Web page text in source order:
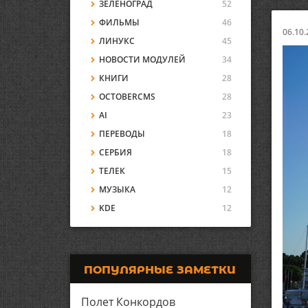
ЗЕЛЕНОГРАД
52
ФИЛЬМЫ
46
ЛИНУКС
45
НОВОСТИ МОДУЛЕЙ
34
КНИГИ
28
OCTOBERCMS
28
AI
23
ПЕРЕВОДЫ
18
СЕРБИЯ
18
ТЕЛЕК
15
МУЗЫКА
12
KDE
12
ПОПУЛЯРНЫЕ ЗАМЕТКИ
Полет Конкордов